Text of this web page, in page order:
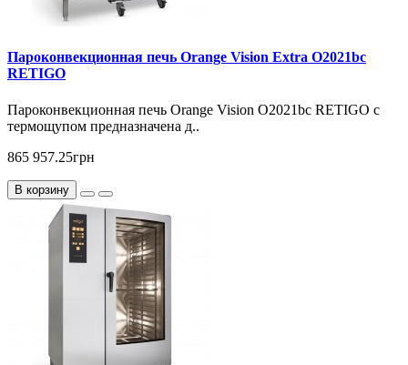
Пароконвекционная печь Orange Vision Extra O2021bc
RETIGO
Пароконвекционная печь Orange Vision O2021bc RETIGO с
термощупом предназначена д..
865 957.25грн
В корзину